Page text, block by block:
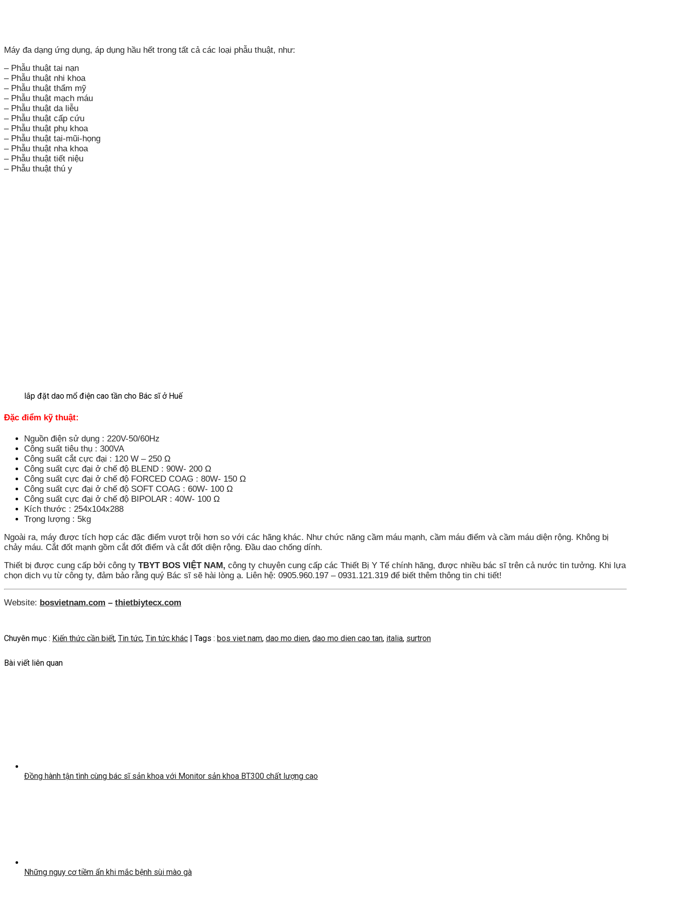
Máy đa dạng ứng dụng, áp dụng hầu hết trong tất cả các loại phẫu thuật, như:
– Phẫu thuật tai nạn
– Phẫu thuật nhi khoa
– Phẫu thuật thẩm mỹ
– Phẫu thuật mạch máu
– Phẫu thuật da liễu
– Phẫu thuật cấp cứu
– Phẫu thuật phụ khoa
– Phẫu thuật tai-mũi-họng
– Phẫu thuật nha khoa
– Phẫu thuật tiết niệu
– Phẫu thuật thú y
lắp đặt dao mổ điện cao tần cho Bác sĩ ở Huế
Đặc điểm kỹ thuật:
Nguồn điện sử dụng : 220V-50/60Hz
Công suất tiêu thụ : 300VA
Công suất cắt cực đại : 120 W – 250 Ω
Công suất cực đại ở chế độ BLEND : 90W- 200 Ω
Công suất cực đại ở chế độ FORCED COAG : 80W- 150 Ω
Công suất cực đại ở chế độ SOFT COAG : 60W- 100 Ω
Công suất cực đại ở chế độ BIPOLAR : 40W- 100 Ω
Kích thước : 254x104x288
Trọng lượng : 5kg
Ngoài ra, máy được tích hợp các đặc điểm vượt trội hơn so với các hãng khác. Như chức năng cầm máu mạnh, cầm máu điểm và cầm máu diện rộng. Không bị
chảy máu. Cắt đốt mạnh gồm cắt đốt điểm và cắt đốt diện rộng. Đầu dao chống dính.
Thiết bị được cung cấp bởi công ty TBYT BOS VIỆT NAM, công ty chuyên cung cấp các Thiết Bị Y Tế chính hãng, được nhiều bác sĩ trên cả nước tin tưởng. Khi lựa
chọn dịch vụ từ công ty, đảm bảo rằng quý Bác sĩ sẽ hài lòng ạ. Liên hệ: 0905.960.197 – 0931.121.319 để biết thêm thông tin chi tiết!
Website: bosvietnam.com – thietbiytecx.com
Chuyên mục : Kiến thức cần biết, Tin tức, Tin tức khác | Tags : bos viet nam, dao mo dien, dao mo dien cao tan, italia, surtron
Bài viết liên quan
Đồng hành tận tình cùng bác sĩ sản khoa với Monitor sản khoa BT300 chất lượng cao
Những nguy cơ tiềm ẩn khi mắc bệnh sùi mào gà